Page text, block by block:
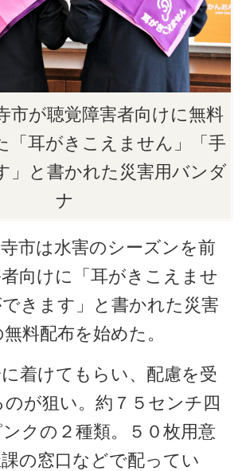
市が聴覚障害者向けに無料
「耳がきこえません」「手
」と書かれた災害用バンダ
ナ
市は水害のシーズンを前
向けに「耳がきこえませ
きます」と書かれた災害
料配布を始めた。
着けてもらい、配慮を受
が狙い。約７５センチ四
クの２種類。５０枚用意
の窓口などで配ってい